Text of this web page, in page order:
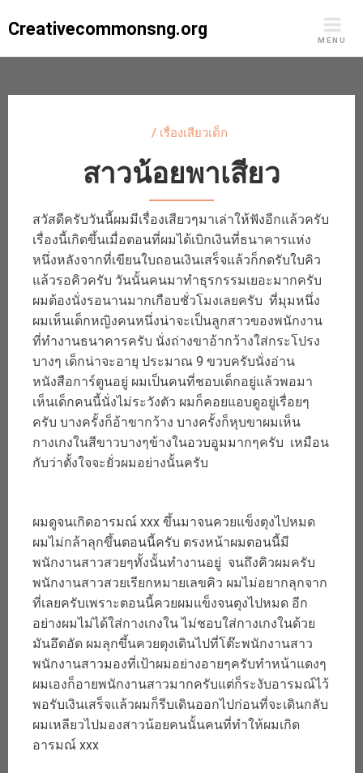
toCreativecommonsng.org
MENU
/ เรื่องเสียวเด็ก
สาวน้อยพาเสียว
สวัสดีครับวันนี้ผมมีเรื่องเสียวๆมาเล่าให้ฟังอีกแล้วครับ
เรื่องนี้เกิดขึ้นเมื่อตอนที่ผมได้เบิกเงินที่ธนาคารแห่ง
หนึ่งหลังจากที่เขียนใบถอนเงินเสร็จแล้วก็กดรับใบคิว
แล้วรอคิวครับ วันนั้นคนมาทำธุรกรรมเยอะมากครับ
ผมต้องนั่งรอนานมากเกือบชั่วโมงเลยครับ ที่มุมหนึ่ง
ผมเห็นเด็กหญิงคนหนึ่งน่าจะเป็นลูกสาวของพนักงาน
ที่ทำงานธนาคารครับ นั่งถ่างขาอ้ากว้างใส่กระโปรง
บางๆ เด็กน่าจะอายุ ประมาณ 9 ขวบครับนั่งอ่าน
หนังสือการ์ตูนอยู่ ผมเป็นคนที่ชอบเด็กอยู่แล้วพอมา
เห็นเด็กคนนี้นั่งไม่ระวังตัว ผมก็คอยแอบดูอยู่เรื่อยๆ
ครับ บางครั้งก็อ้าขากว้าง บางครั้งก็หุบขาผมเห็น
กางเกงในสีขาวบางๆข้างในอวบอูมมากๆครับ เหมือน
กับว่าตั้งใจจะยั่วผมอย่างนั้นครับ
ผมดูจนเกิดอารมณ์ xxx ขึ้นมาจนควยแข็งตุงไปหมด
ผมไม่กล้าลุกขึ้นตอนนี้ครับ ตรงหน้าผมตอนนี้มี
พนักงานสาวสวยๆทั้งนั้นทำงานอยู่ จนถึงคิวผมครับ
พนักงานสาวสวยเรียกหมายเลขคิว ผมไม่อยากลุกจาก
ที่เลยครับเพราะตอนนี้ควยผมแข็งจนตุงไปหมด อีก
อย่างผมไม่ได้ใส่กางเกงใน ไม่ชอบใส่กางเกงในด้วย
มันอึดอัด ผมลุกขึ้นควยตุงเดินไปที่โต๊ะพนักงานสาว
พนักงานสาวมองที่เป้าผมอย่างอายๆครับทำหน้าแดงๆ
ผมเองก็อายพนักงานสาวมากครับแต่ก็ระงับอารมณ์ไว้
พอรับเงินเสร็จแล้วผมก็รีบเดินออกไปก่อนที่จะเดินกลับ
ผมเหลียวไปมองสาวน้อยคนนั้นคนที่ทำให้ผมเกิด
อารมณ์ xxx